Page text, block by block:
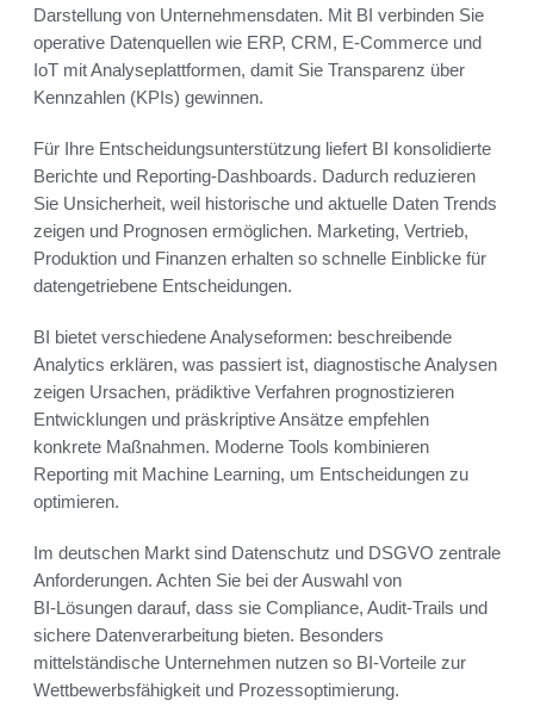
Darstellung von Unternehmensdaten. Mit BI verbinden Sie
operative Datenquellen wie ERP, CRM, E‑Commerce und
IoT mit Analyseplattformen, damit Sie Transparenz über
Kennzahlen (KPIs) gewinnen.
Für Ihre Entscheidungsunterstützung liefert BI konsolidierte
Berichte und Reporting‑Dashboards. Dadurch reduzieren
Sie Unsicherheit, weil historische und aktuelle Daten Trends
zeigen und Prognosen ermöglichen. Marketing, Vertrieb,
Produktion und Finanzen erhalten so schnelle Einblicke für
datengetriebene Entscheidungen.
BI bietet verschiedene Analyseformen: beschreibende
Analytics erklären, was passiert ist, diagnostische Analysen
zeigen Ursachen, prädiktive Verfahren prognostizieren
Entwicklungen und präskriptive Ansätze empfehlen
konkrete Maßnahmen. Moderne Tools kombinieren
Reporting mit Machine Learning, um Entscheidungen zu
optimieren.
Im deutschen Markt sind Datenschutz und DSGVO zentrale
Anforderungen. Achten Sie bei der Auswahl von
BI‑Lösungen darauf, dass sie Compliance, Audit‑Trails und
sichere Datenverarbeitung bieten. Besonders
mittelständische Unternehmen nutzen so BI‑Vorteile zur
Wettbewerbsfähigkeit und Prozessoptimierung.